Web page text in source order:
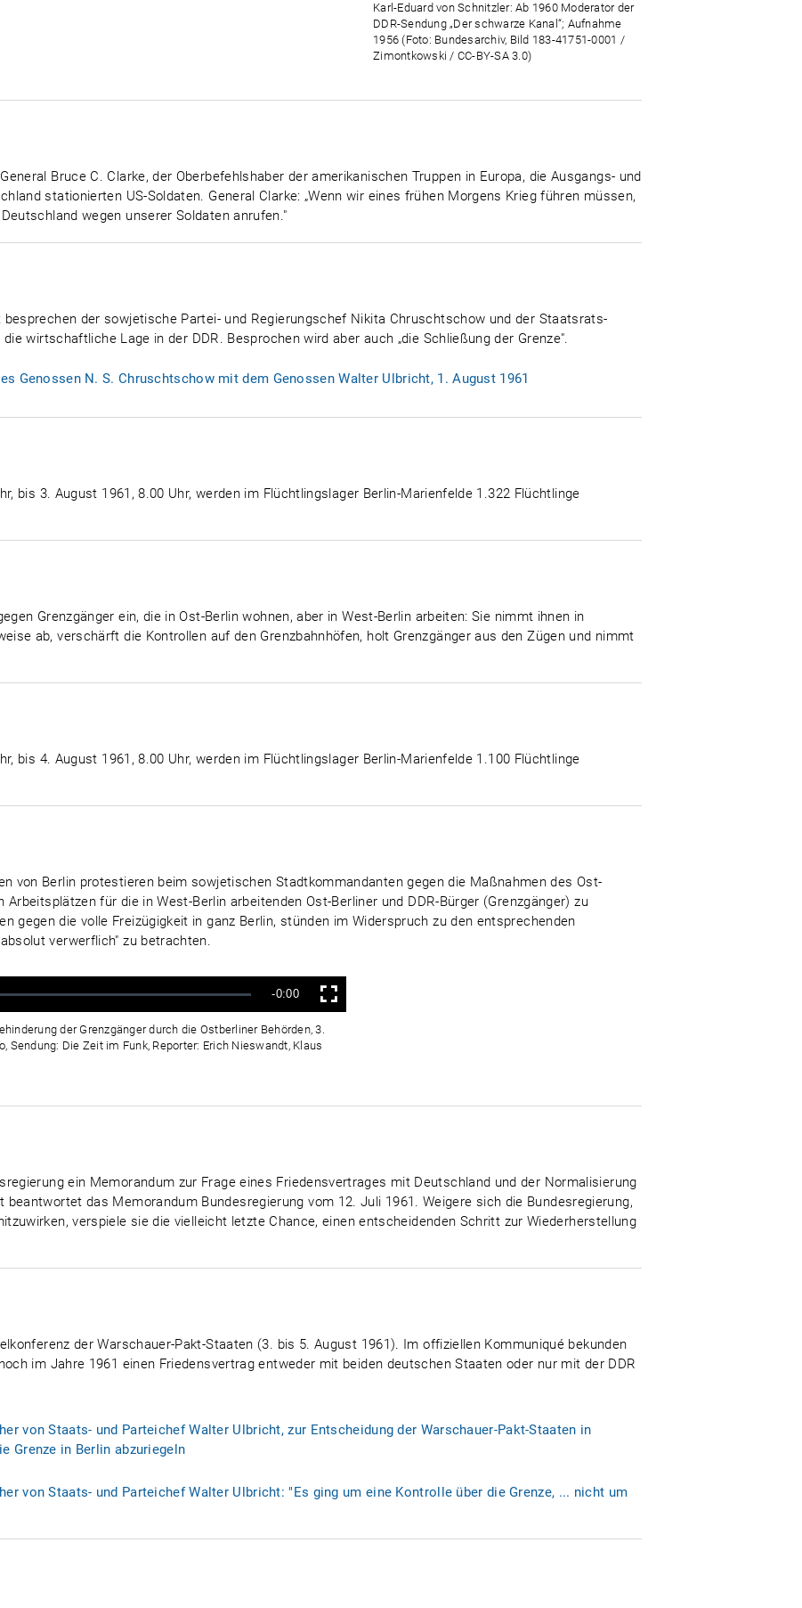
Karl-Eduard von Schnitzler: Ab 1960 Moderator der
DDR-Sendung „Der schwarze Kanal“; Aufnahme
1956 (Foto: Bundesarchiv, Bild 183-41751-0001 /
Zimontkowski / CC-BY-SA 3.0)
Bruce C. Clarke, der Oberbefehlshaber der amerikanischen Truppen in Europa, die Ausgangs- und
stationierten US-Soldaten. General Clarke: „Wenn wir eines frühen Morgens Krieg führen müssen,
wegen unserer Soldaten anrufen."
der sowjetische Partei- und Regierungschef Nikita Chruschtschow und der Staatsrats-
wirtschaftliche Lage in der DDR. Besprochen wird aber auch „die Schließung der Grenze".
Genossen N. S. Chruschtschow mit dem Genossen Walter Ulbricht, 1. August 1961
bis 3. August 1961, 8.00 Uhr, werden im Flüchtlingslager Berlin-Marienfelde 1.322 Flüchtlinge
Grenzgänger ein, die in Ost-Berlin wohnen, aber in West-Berlin arbeiten: Sie nimmt ihnen in
ab, verschärft die Kontrollen auf den Grenzbahnhöfen, holt Grenzgänger aus den Zügen und nimmt
bis 4. August 1961, 8.00 Uhr, werden im Flüchtlingslager Berlin-Marienfelde 1.100 Flüchtlinge
von Berlin protestieren beim sowjetischen Stadtkommandanten gegen die Maßnahmen des Ost-
für die in West-Berlin arbeitenden Ost-Berliner und DDR-Bürger (Grenzgänger) zu
gegen die volle Freizügigkeit in ganz Berlin, stünden im Widerspruch zu den entsprechenden
verwerflich" zu betrachten.
Verbleibende
Zeit
-0:00 Vollbild
der Grenzgänger durch die Ostberliner Behörden, 3.
Sendung: Die Zeit im Funk, Reporter: Erich Nieswandt, Klaus
ein Memorandum zur Frage eines Friedensvertrages mit Deutschland und der Normalisierung
beantwortet das Memorandum Bundesregierung vom 12. Juli 1961. Weigere sich die Bundesregierung,
verspiele sie die vielleicht letzte Chance, einen entscheidenden Schritt zur Wiederherstellung
der Warschauer-Pakt-Staaten (3. bis 5. August 1961). Im offiziellen Kommuniqué bekunden
im Jahre 1961 einen Friedensvertrag entweder mit beiden deutschen Staaten oder nur mit der DDR
von Staats- und Parteichef Walter Ulbricht, zur Entscheidung der Warschauer-Pakt-Staaten in
Grenze in Berlin abzuriegeln
von Staats- und Parteichef Walter Ulbricht: "Es ging um eine Kontrolle über die Grenze, ... nicht um